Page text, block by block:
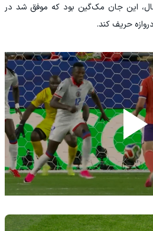
حال، این جان مک‌گین بود که موفق شد در